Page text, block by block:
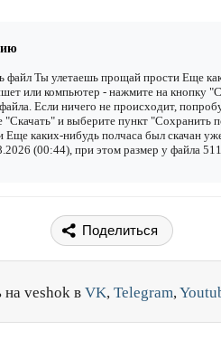
файл Ты улетаешь прощай прости Еще
или компьютер - нажмите на кнопку
файла. Если ничего не происходит,
и выберите пункт "Сохранить
Еще каких-нибудь полчаса был скачан
(00:44), при этом размер у файла
Поделиться
на veshok в VK, Telegram,